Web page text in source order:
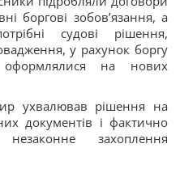
боргові зобовʼязання, а
судові рішення,
у рахунок боргу
оформлялися на нових
ухвалював рішення на
документів і фактично
незаконне захоплення